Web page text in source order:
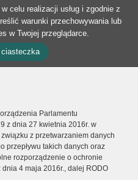
celu realizacji usług i zgodnie z
warunki przechowywania lub
w Twojej przeglądarce.
Parlamentu
z dnia 27 kwietnia 2016r. w
z przetwarzaniem danych
przepływu takich danych oraz
rozporządzenie o ochronie
4 maja 2016r., dalej RODO